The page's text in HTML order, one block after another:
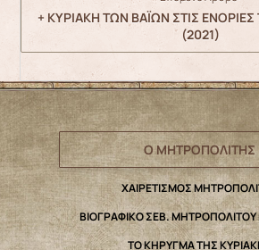
+ ΚΥΡΙΑΚΗ ΤΩΝ ΒΑΪΩΝ ΣΤΙΣ
(2021)
Ο ΜΗΤΡΟΠΟΛΙΤΗΣ
ΧΑΙΡΕΤΙΣΜΟΣ
ΒΙΟΓΡΑΦΙΚΟ ΣΕΒ. ΜΗΤΡΟΠΟΛΙΤΟΥ
ΤΟ ΚΗΡΥΓΜΑ ΤΗΣ